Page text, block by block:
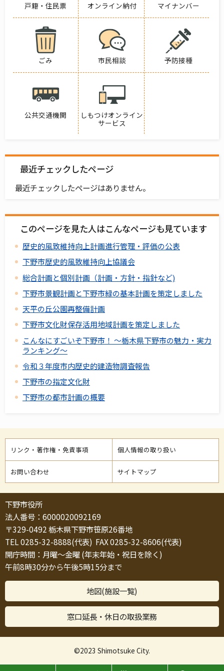
戸籍・住民票 オンライン納付 マイナンバー
ごみ 市民相談 予防接種
公共交通機関
しもつけオンライン
サービス
最近チェックしたページ
最近チェックしたページはありません。
このページを見た人はこんなページも見ています
歴史的風致維持向上計画進行管理・評価の公表
下野市歴史的風致維持向上協議会
総合計画と個別計画（計画・方針・指針など)
下野市景観計画と下野市緑の基本計画を策定しました
天平の丘公園再整備計画
下野市文化財保存活用地域計画を策定しました
こんなにすごいぞ下野市！ ～栃木県下野市の魅力・実力
ランキング～
令和３年度市内歴史的建造物調査報告
下野市の指定文化財
下野市の都市計画の概要
リンク・著作権・免責事項 個人情報の取り扱い
お問い合わせ サイトマップ
下野市役所
法人番号：6000020092169
〒329-0492 栃木県下野市笹原26番地
TEL 0285-32-8888(代表) FAX 0285-32-8606(代表)
開庁時間：月曜～金曜 (年末年始・祝日を除く)
午前8時30分から午後5時15分まで
地図(施設一覧)
窓口延長・休日の取扱業務
©2023 Shimotsuke City.